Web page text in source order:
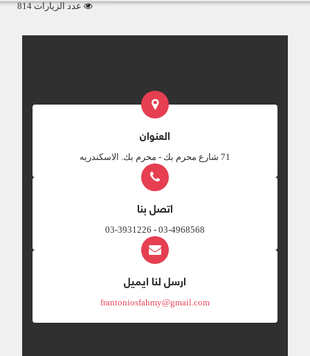
عدد الزيارات 814
العنوان
‎71 شارع محرم بك - محرم بك. الاسكندريه
اتصل بنا
03-4968568 - 03-3931226
ارسل لنا ايميل
frantoniosfahmy@gmail.com